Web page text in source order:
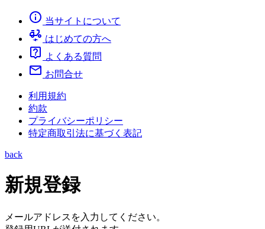
info 当サイトについて
electric_moped はじめての方へ
live_help よくある質問
mail お問合せ
利用規約
約款
プライバシーポリシー
特定商取引法に基づく表記
back
新規登録
メールアドレスを入力してください。